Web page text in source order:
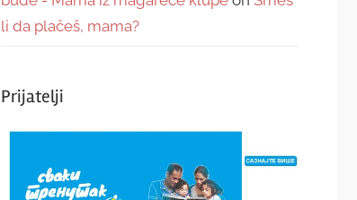
li da plačeš, mama?
Prijatelji